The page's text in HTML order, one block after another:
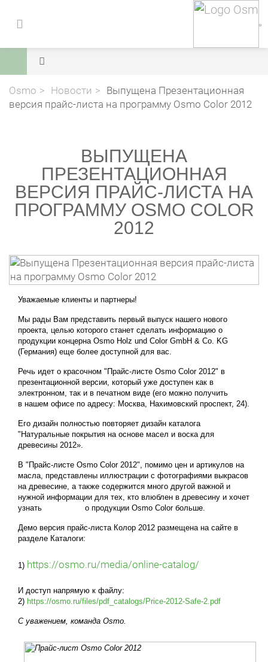
Osmo Новости
Выпущена Презентационная
версия прайс-листа на программу Osmo Color 2012
ВЫПУЩЕНА
ПРЕЗЕНТАЦИОННАЯ
ВЕРСИЯ ПРАЙС-ЛИСТА НА
ПРОГРАММУ OSMO COLOR
2012
Уважаемые клиенты и партнеры!
Мы рады Вам представить первый выпуск нашего нового
проекта, целью которого станет сделать информацию о
продукции концерна Osmo Holz und Color GmbH & Co. KG
(Германия) еще более доступной для вас.
Речь идет о красочном "Прайс-листе Osmo Color 2012" в
презентационной версии, который уже доступен как в
электронном, так и в печатном виде (его можно получить
в нашем офисе по адресу: Москва, Нахимовский проспект, 24).
Его дизайн полностью повторяет дизайн каталога
"Натуральные покрытия на основе масел и воска для
древесины 2012».
В "Прайс-листе Osmo Color 2012", помимо цен и артикулов на
масла, представлены иллюстрации с фотографиями выкрасов
на древесине, а также содержится много другой важной и
нужной информации для тех, кто влюблен в древесину и хочет
узнать о продукции Osmo Color больше.
Демо версия прайс-листа Колор 2012 размещена на сайте в
разделе Каталоги:
1) https://osmo.ru/media/online-catalog/
И доступ напрямую к файлу:
2) https://osmo.ru/files/pdf_catalogs/Price-2012-Safe-2.pdf
С уважением, команда Osmo.